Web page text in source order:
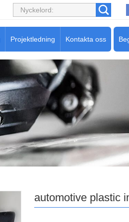
Projektledning Kontakta oss
automotive plastic